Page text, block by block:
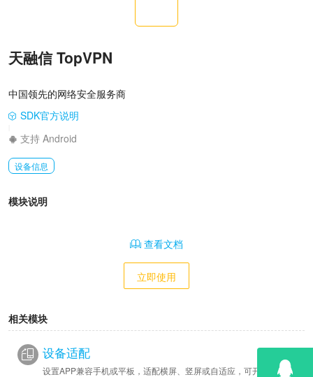
天融信 TopVPN
中国领先的网络安全服务商
SDK官方说明
支持 Android
设备信息
模块说明
查看文档
立即使用
相关模块
设备适配
设置APP兼容手机或平板，适配横屏、竖屏或自适应，可开启全屏隐